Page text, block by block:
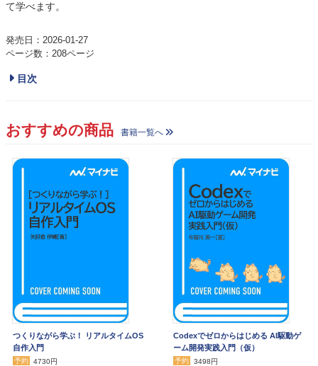
て学べます。
発売日：2026-01-27
ページ数：208ページ
目次
おすすめの商品 書籍一覧へ
つくりながら学ぶ！ リアルタイムOS
自作入門
予約
4730円
Codexでゼロからはじめる AI駆動ゲ
ーム開発実践入門（仮）
予約
3498円